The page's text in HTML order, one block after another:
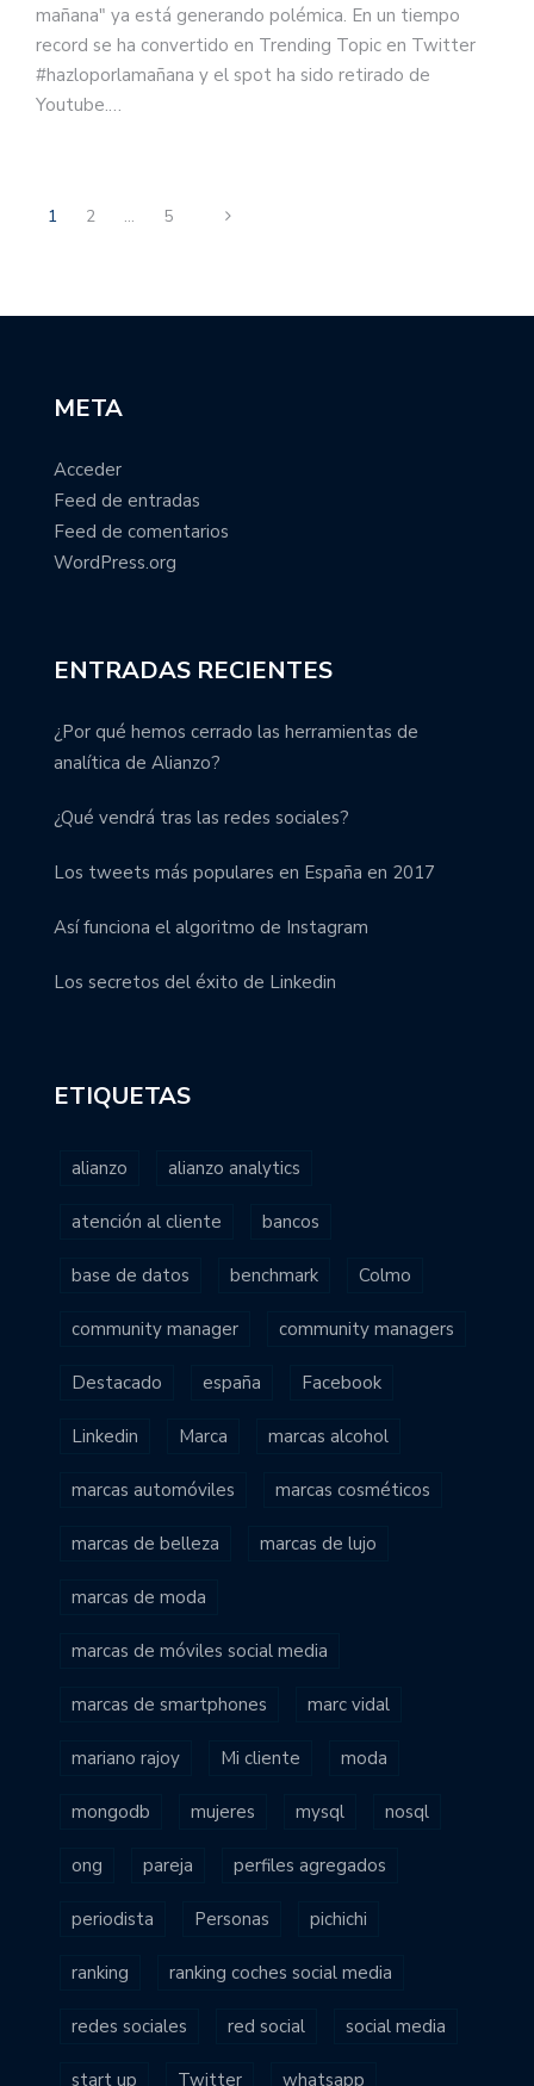
mañana" ya está generando polémica. En un tiempo
record se ha convertido en Trending Topic en Twitter
#hazloporlamañana y el spot ha sido retirado de
Youtube.…
1 2 … 5
META
Acceder
Feed de entradas
Feed de comentarios
WordPress.org
ENTRADAS RECIENTES
¿Por qué hemos cerrado las herramientas de
analítica de Alianzo?
¿Qué vendrá tras las redes sociales?
Los tweets más populares en España en 2017
Así funciona el algoritmo de Instagram
Los secretos del éxito de Linkedin
ETIQUETAS
alianzo alianzo analytics
atención al cliente bancos
base de datos benchmark Colmo
community manager community managers
Destacado españa Facebook
Linkedin Marca marcas alcohol
marcas automóviles marcas cosméticos
marcas de belleza marcas de lujo
marcas de moda
marcas de móviles social media
marcas de smartphones marc vidal
mariano rajoy Mi cliente moda
mongodb mujeres mysql nosql
ong pareja perfiles agregados
periodista Personas pichichi
ranking ranking coches social media
redes sociales red social social media
start up Twitter whatsapp